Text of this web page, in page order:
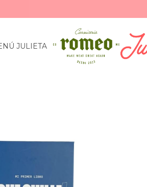
JULIETA